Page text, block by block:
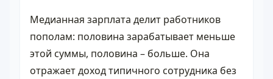
Медианная зарплата делит работников
пополам: половина зарабатывает меньше
этой суммы, половина – больше. Она
отражает доход типичного сотрудника без